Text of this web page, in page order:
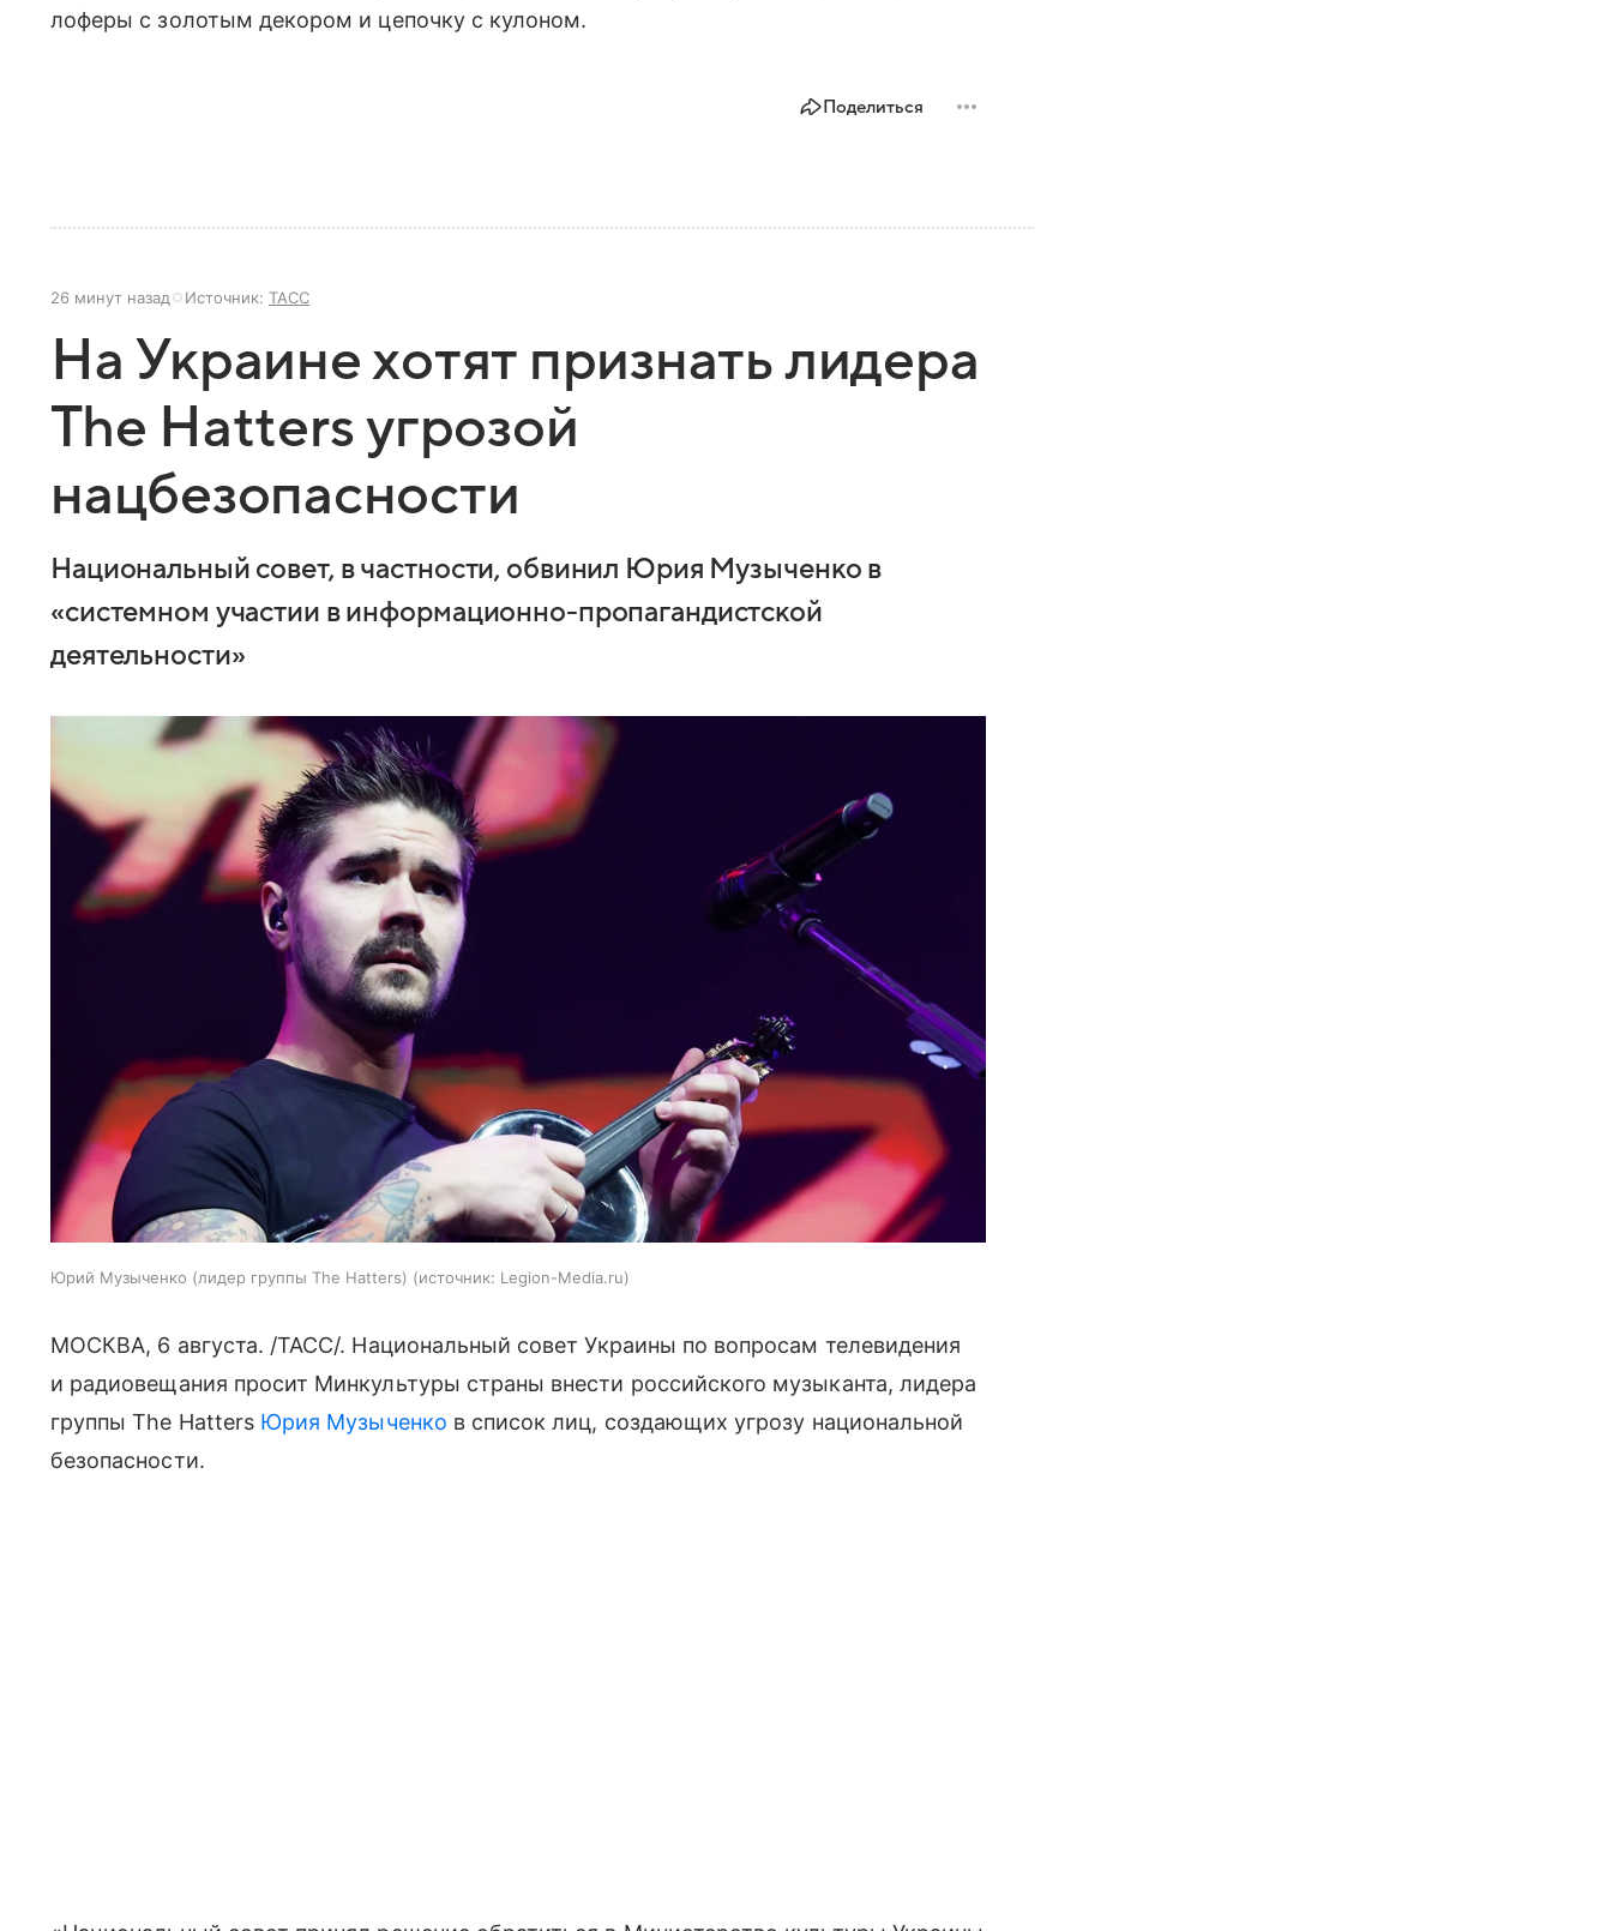
лоферы с золотым декором и цепочку с кулоном.
Поделиться
26 минут назад Источник: ТАСС
На Украине хотят признать лидера
The Hatters угрозой
нацбезопасности
Национальный совет, в частности, обвинил Юрия Музыченко в
«системном участии в информационно-пропагандистской
деятельности»
Юрий Музыченко (лидер группы The Hatters) источник: Legion-Media.ru
МОСКВА, 6 августа. /ТАСС/. Национальный совет Украины по вопросам телевидения
и радиовещания просит Минкультуры страны внести российского музыканта, лидера
группы The Hatters Юрия Музыченко в список лиц, создающих угрозу национальной
безопасности.